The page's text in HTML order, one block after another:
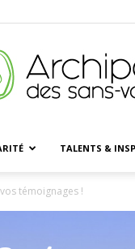
TALENTS &
témoignages !